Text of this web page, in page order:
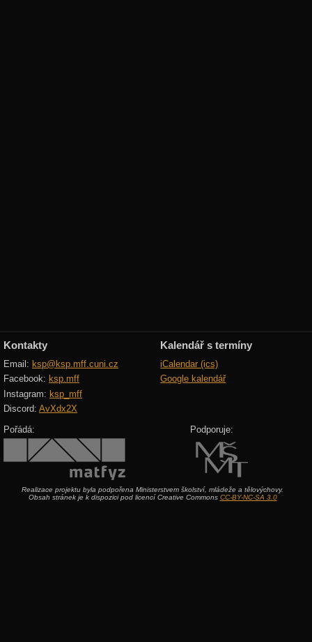
Kontakty
Email: ksp@ksp.mff.cuni.cz
Facebook: ksp.mff
Instagram: ksp_mff
Discord: AvXdx2X
Kalendář s termíny
iCalendar (ics)
Google kalendář
Pořádá: Podporuje:
Realizace projektu byla podpořena Ministerstvem školství, mládeže a tělovýchovy.
Obsah stránek je k dispozici pod licencí Creative Commons CC-BY-NC-SA 3.0